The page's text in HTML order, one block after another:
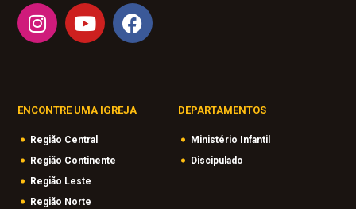
ENCONTRE UMA IGREJA
Região Central
Região Continente
Região Leste
Região Norte
DEPARTAMENTOS
Ministério Infantil
Discipulado